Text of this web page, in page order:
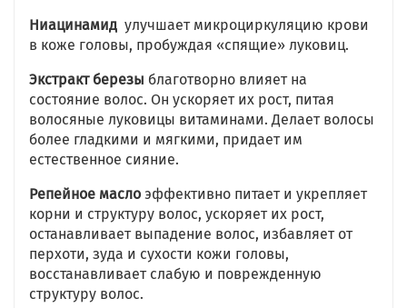
Ниацинамид улучшает микроциркуляцию крови
в коже головы, пробуждая «спящие» луковиц.
Экстракт березы благотворно влияет на
состояние волос. Он ускоряет их рост, питая
волосяные луковицы витаминами. Делает волосы
более гладкими и мягкими, придает им
естественное сияние.
Репейное масло эффективно питает и укрепляет
корни и структуру волос, ускоряет их рост,
останавливает выпадение волос, избавляет от
перхоти, зуда и сухости кожи головы,
восстанавливает слабую и поврежденную
структуру волос.